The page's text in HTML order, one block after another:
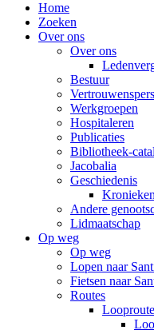
Home
Zoeken
Over ons
Over ons
Bestuur
Werkgroepen
Hospitaleren
Publicaties
Bibliotheek-
Jacobalia
Geschiedenis
Kronieken
Andere
Lidmaatschap
Op weg
Op weg
Lopen naar
Fietsen naar
Routes